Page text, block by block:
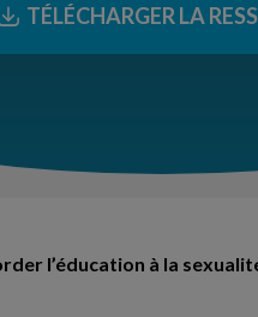
TÉLÉCHARGER LA
l’éducation à la